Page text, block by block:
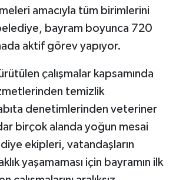
amacıyla tüm birimlerini
bayram boyunca 720
aktif görev yapıyor.
çalışmalar kapsamında
temizlik
denetimlerinden veteriner
birçok alanda yoğun mesai
ekipleri, vatandaşların
yaşamaması için bayramın ilk